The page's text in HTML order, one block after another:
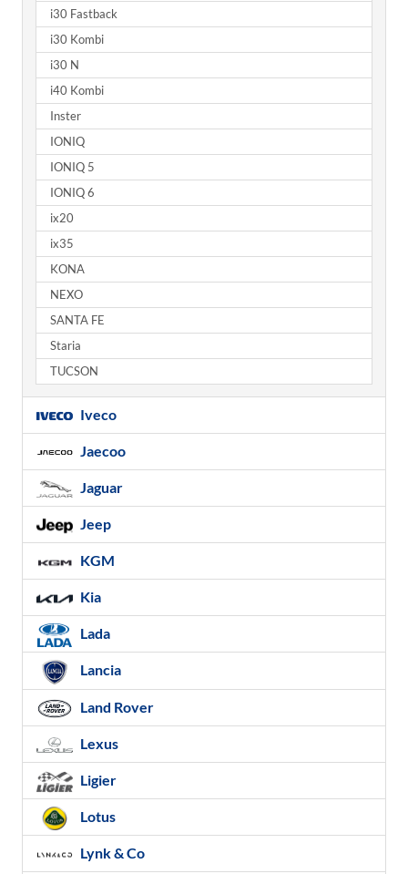
i30 Fastback
i30 Kombi
i30 N
i40 Kombi
Inster
IONIQ
IONIQ 5
IONIQ 6
ix20
ix35
KONA
NEXO
SANTA FE
Staria
TUCSON
Iveco
Jaecoo
Jaguar
Jeep
KGM
Kia
Lada
Lancia
Land Rover
Lexus
Ligier
Lotus
Lynk & Co